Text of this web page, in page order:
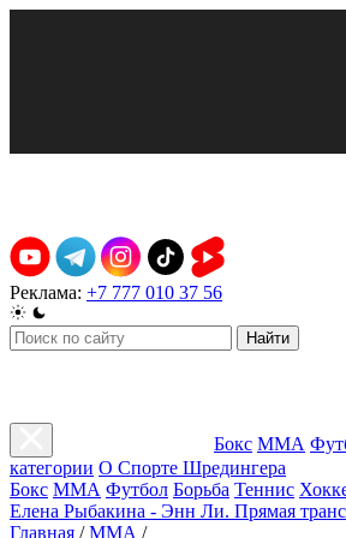
Реклама: +7 777 010 37 56
Найти
Бокс ММА
категории О Спорте Шредингера
Бокс ММА Футбол Борьба Теннис
Елена Рыбакина - Энн Ли. Прямая
Главная / ММА /